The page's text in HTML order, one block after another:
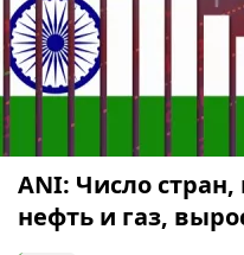
ANI: Число
нефть и газ,